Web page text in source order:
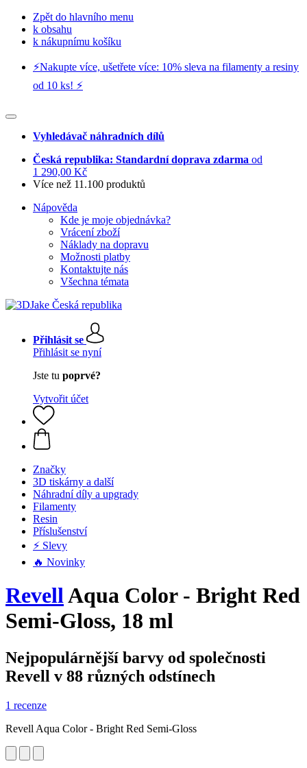
Zpět do hlavního menu
k obsahu
k nákupnímu košíku
⚡️Nakupte více, ušetřete více: 10% sleva na filamenty a resiny
od 10 ks! ⚡️
Vyhledávač náhradních dílů
Česká republika: Standardní doprava zdarma od
1 290,00 Kč
Více než 11.100 produktů
Nápověda
Kde je moje objednávka?
Vrácení zboží
Náklady na dopravu
Možnosti platby
Kontaktujte nás
Všechna témata
Přihlásit se
Přihlásit se nyní
Jste tu poprvé?
Vytvořit účet
Značky
3D tiskárny a další
Náhradní díly a upgrady
Filamenty
Resin
Příslušenství
⚡ Slevy
🔥 Novinky
RevellAqua Color - Bright Red
Semi-Gloss, 18 ml
Nejpopulárnější barvy od společnosti
Revell v 88 různých odstínech
1 recenze
Revell Aqua Color - Bright Red Semi-Gloss